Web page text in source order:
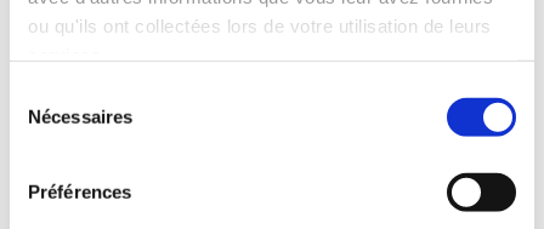
ou qu'ils ont collectées lors de votre utilisation de leurs
Nécessaires
Préférences
CONDITIONS DE LOCATION
Age minimum :20 ans